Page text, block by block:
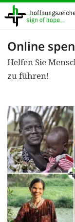
Direkt
zum
Inhalt
Online
Helfen Sie
zu führen!